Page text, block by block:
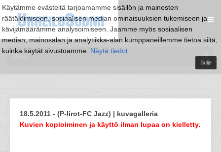
Käytämme evästeitä tarjoamamme sisällön ja mainosten
räätälöimiseen, sosiaalisen median ominaisuuksien tukemiseen ja
kävijämäärämme analysoimiseen. Jaamme myös sosiaalisen
median, mainosalan ja analytiikka-alan kumppaneillemme tietoa siitä,
kuinka käytät sivustoamme. Näytä tiedot
Sulje
18.5.2011 - (P-Iirot-FC Jazz) | kuvagalleria
Kuvien kopioiminen ja käyttö ilman lupaa on kielletty.